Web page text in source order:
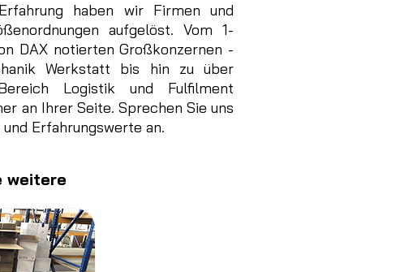
haben wir Firmen und
aufgelöst. Vom 1-
DAX notierten Großkonzernen -
Werkstatt bis hin zu über
Logistik und Fulfilment
an Ihrer Seite. Sprechen Sie uns
Erfahrungswerte an.
weitere